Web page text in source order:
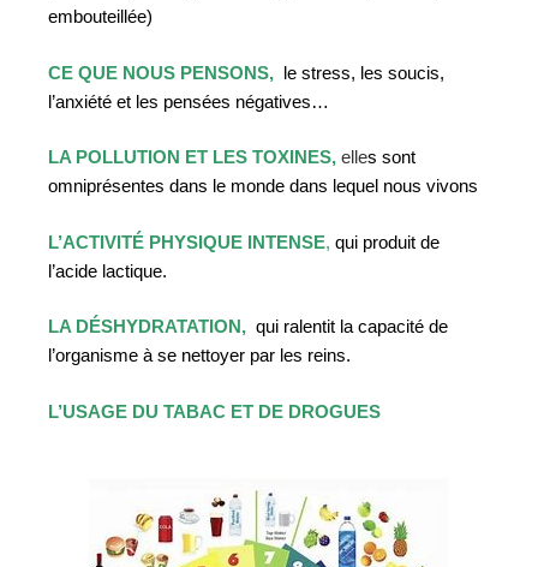
embouteillée)
CE QUE NOUS PENSONS, le stress, les soucis,
l’anxiété et les pensées négatives…
LA POLLUTION ET LES TOXINES, elles sont
omniprésentes dans le monde dans lequel nous vivons
L’ACTIVITÉ PHYSIQUE INTENSE, qui produit de
l’acide lactique.
LA DÉSHYDRATATION, qui ralentit la capacité de
l’organisme à se nettoyer par les reins.
L’USAGE DU TABAC ET DE DROGUES